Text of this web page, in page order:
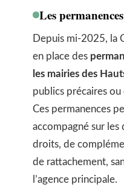
Les
Depuis mi-2025, la
en place des
les mairies des
publics précaires
Ces permanences
accompagné sur les
droits, de
de rattachement,
l’agence principale.